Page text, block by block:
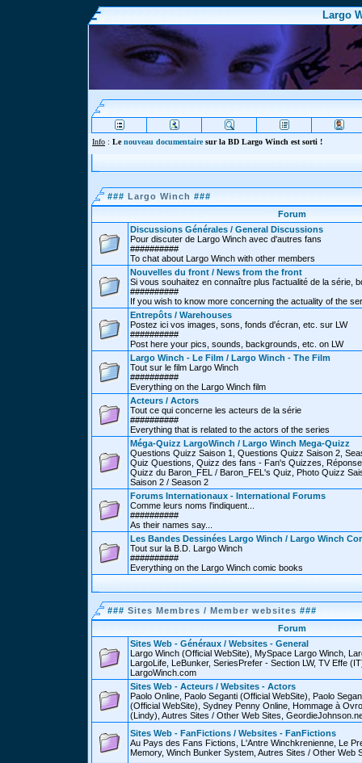
Largo
Info : Lenouveau documentairesur la BD Largo Winch est sorti !
### Largo Winch ###
Forum
Discussions Générales / General Discussions
Pour discuter de Largo Winch avec d'autres fans
##########
To chat about Largo Winch with other members
Nouvelles du front / News from the front
Si vous souhaitez en connaître plus l'actualité de la série,
##########
If you wish to know more concerning the actuality of the
Entrepôts / Warehouses
Postez ici vos images, sons, fonds d'écran, etc. sur LW
##########
Post here your pics, sounds, backgrounds, etc. on LW
Largo Winch - Le Film / Largo Winch - The Film
Tout sur le film Largo Winch
##########
Everything on the Largo Winch film
Acteurs / Actors
Tout ce qui concerne les acteurs de la série
##########
Everything that is related to the actors of the series
Méga-Quizz LargoWinch / Largo Winch Mega-Quizz
Questions Quizz Saison 1, Questions Quizz Saison 2,
Quiz Questions, Quizz des fans - Fan's Quizzes,
Quizz du Baron_FEL / Baron_FEL's Quiz, Photo Quizz
Saison 2 / Season 2
Forums Internationaux - International Forums
Comme leurs noms l'indiquent...
##########
As their names say...
Les Bandes Dessinées Largo Winch / Largo Winch
Tout sur la B.D. Largo Winch
##########
Everything on the Largo Winch comic books
### Sites Membres / Member websites ###
Forum
Sites Web - Généraux / Websites - General
Largo Winch (Official WebSite), MySpace Largo Winch,
LargoLife, LeBunker, SeriesPrefer - Section LW, TV Effe
LargoWinch.com
Sites Web - Acteurs / Websites - Actors
Paolo Online, Paolo Seganti (Official WebSite), Paolo
(Official WebSite), Sydney Penny Online, Hommage à
(Lindy), Autres Sites / Other Web Sites,
Sites Web - FanFictions / Websites - FanFictions
Au Pays des Fans Fictions, L'Antre Winchkrenienne, Le
Memory, Winch Bunker System, Autres Sites / Other Web